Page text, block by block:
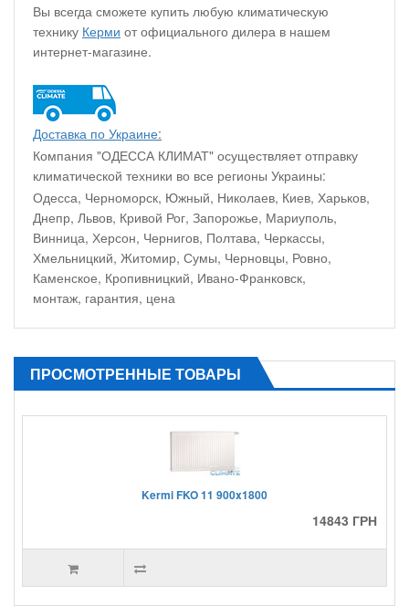
Вы всегда сможете купить любую климатическую
технику Керми от официального дилера в нашем
интернет-магазине.
Доставка по Украине:
Компания "ОДЕССА КЛИМАТ" осуществляет отправку
климатической техники во все регионы Украины:
Одесса, Черноморск, Южный, Николаев, Киев, Харьков,
Днепр, Львов, Кривой Рог, Запорожье, Мариуполь,
Винница, Херсон, Чернигов, Полтава, Черкассы,
Хмельницкий, Житомир, Сумы, Черновцы, Ровно,
Каменское, Кропивницкий, Ивано-Франковск,
монтаж, гарантия, цена
ПРОСМОТРЕННЫЕ ТОВАРЫ
Kermi FKO 11 900x1800
14843 ГРН